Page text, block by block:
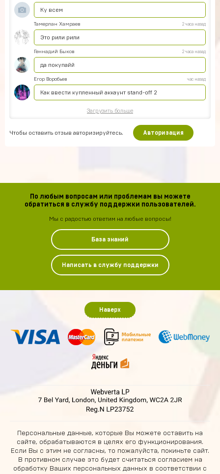
Ку всем
Тамерлан Хамраев 2 часа назад
Это рили рили
Геннадий Быков 2 часа назад
да покупайй
Егор Воробьев час назад
Как ввести купленный аккаунт stand-off 2
Загрузить больше
Чтобы оставить отзыв авторизируйтесь. Авторизация
По любым вопросам или проблемам вы можете
обратиться в службу поддержки пользователей.
Мы с радостью ответим на любые вопросы!
База знаний
Написать в службу поддержки
Наверх
Персональные данные, которые Вы можете оставить на
сайте, обрабатываются в целях его функционирования.
Если Вы с этим не согласны, то пожалуйста, покиньте сайт.
В противном случае это будет считаться согласием на
обработку Ваших персональных данных в соответствии с